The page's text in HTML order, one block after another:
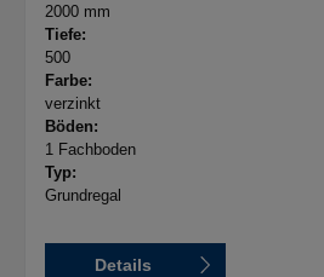
2000 mm
Tiefe:
500
Farbe:
verzinkt
Böden:
1 Fachboden
Typ:
Grundregal
Details